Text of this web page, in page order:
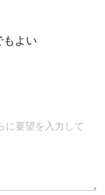
もよい